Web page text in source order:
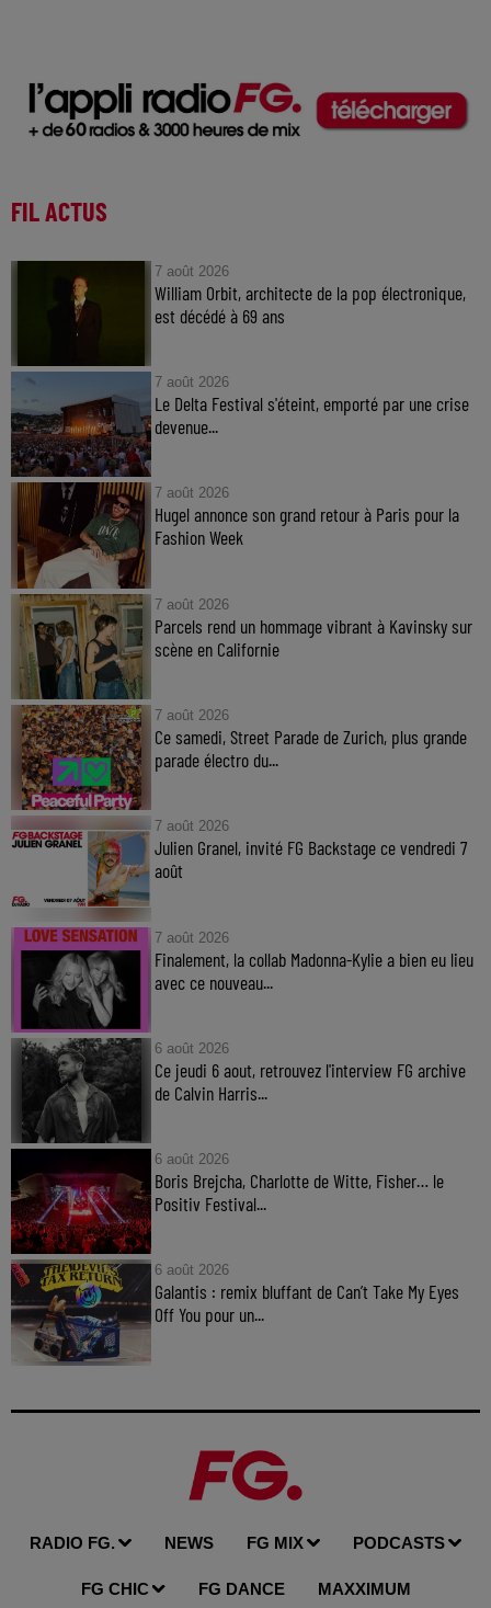
FIL ACTUS
7 août 2026
William Orbit, architecte de la pop électronique,
est décédé à 69 ans
7 août 2026
Le Delta Festival s'éteint, emporté par une crise
devenue...
7 août 2026
Hugel annonce son grand retour à Paris pour la
Fashion Week
7 août 2026
Parcels rend un hommage vibrant à Kavinsky sur
scène en Californie
7 août 2026
Ce samedi, Street Parade de Zurich, plus grande
parade électro du...
7 août 2026
Julien Granel, invité FG Backstage ce vendredi 7
août
7 août 2026
Finalement, la collab Madonna-Kylie a bien eu lieu
avec ce nouveau...
6 août 2026
Ce jeudi 6 aout, retrouvez l'interview FG archive
de Calvin Harris...
6 août 2026
Boris Brejcha, Charlotte de Witte, Fisher… le
Positiv Festival...
6 août 2026
Galantis : remix bluffant de Can’t Take My Eyes
Off You pour un...
RADIO FG. NEWS FG MIX PODCASTS
FG CHIC FG DANCE MAXXIMUM